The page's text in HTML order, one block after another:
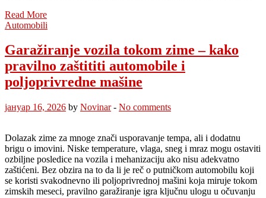
Read More
Automobili
Garažiranje vozila tokom zime – kako
pravilno zaštititi automobile i
poljoprivredne mašine
јануар 16, 2026 by Novinar- No comments
Dolazak zime za mnoge znači usporavanje tempa, ali i dodatnu
brigu o imovini. Niske temperature, vlaga, sneg i mraz mogu ostaviti
ozbiljne posledice na vozila i mehanizaciju ako nisu adekvatno
zaštićeni. Bez obzira na to da li je reč o putničkom automobilu koji
se koristi svakodnevno ili poljoprivrednoj mašini koja miruje tokom
zimskih meseci, pravilno garažiranje igra ključnu ulogu u očuvanju